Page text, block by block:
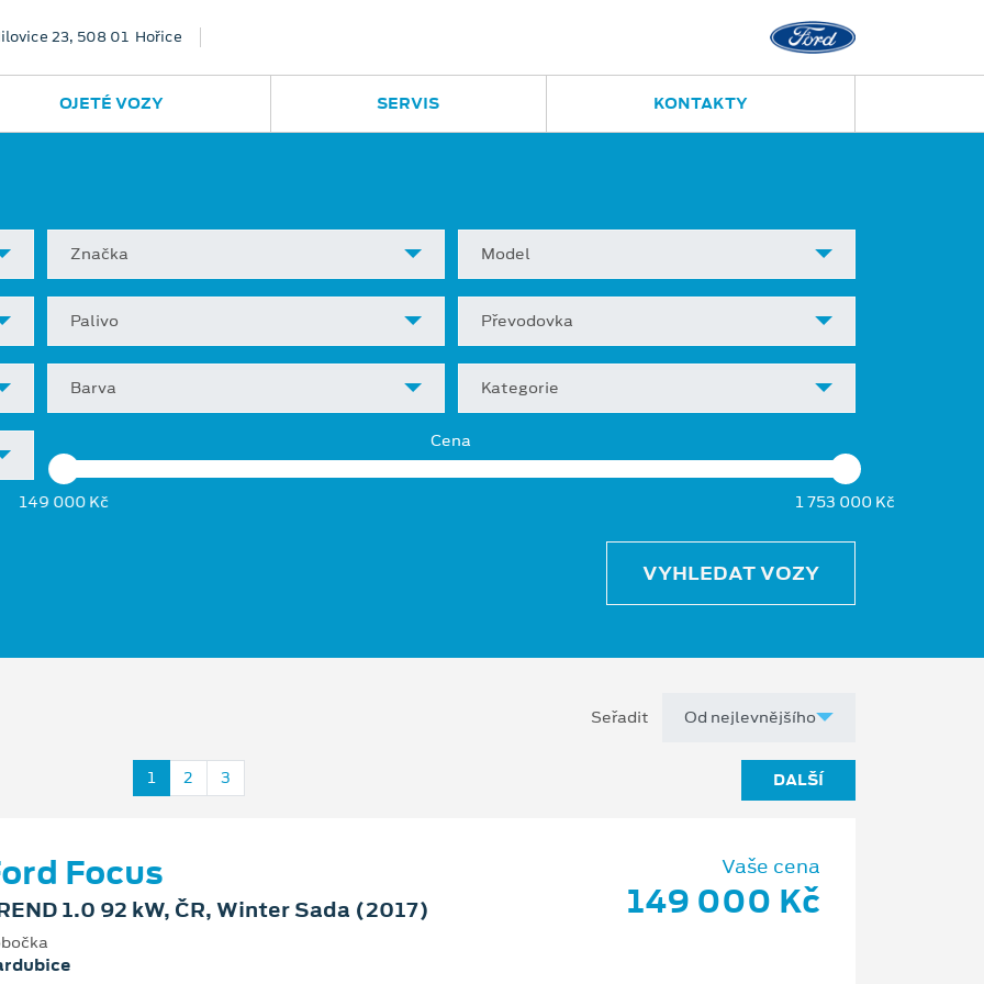
23, 508 01 Hořice
OJETÉ VOZY SERVIS KONTAKTY
Značka Model
Palivo Převodovka
Barva Kategorie
Cena
149 000 Kč 1 753 000 Kč
VYHLEDAT VOZY
Seřadit
1 2 3 DALŠÍ
Focus
1.0 92 kW, ČR, Winter Sada (2017)
Vaše cena
149 000 Kč